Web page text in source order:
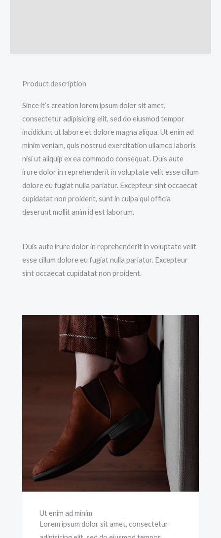
Product description
Since it’s creation lorem ipsum dolor sit amet,
consectetur adipisicing elit, sed do eiusmod tempor
incididunt ut labore et dolore magna aliqua. Ut enim ad
minim veniam, quis nostrud exercitation ullamco laboris
nisi ut aliquip ex ea commodo consequat. Duis aute
irure dolor in reprehenderit in voluptate velit esse cillum
dolore eu fugiat nulla pariatur. Excepteur sint occaecat
cupidatat non proident, sunt in culpa qui officia
deserunt mollit anim id est laborum.
Duis aute irure dolor in reprehenderit in voluptate velit
esse cillum dolore eu fugiat nulla pariatur. Excepteur
sint occaecat cupidatat non proident.
Ut enim ad minim
Lorem ipsum dolor sit amet, consectetur